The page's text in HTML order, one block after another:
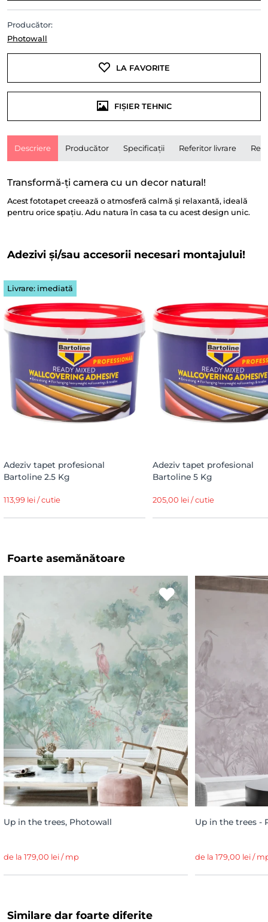
Producător:
Photowall
LA FAVORITE
FIȘIER TEHNIC
Descriere Producător Specificații Referitor livrare
Transformă-ți camera cu un decor natural!
Acest fototapet creează o atmosferă calmă și relaxantă, ideală
pentru orice spațiu. Adu natura în casa ta cu acest design unic.
Adezivi și/sau accesorii necesari montajului!
Livrare: imediată
Adeziv tapet profesional
Bartoline 2.5 Kg
113,99 lei / cutie
Adeziv tapet profesional
Bartoline 5 Kg
205,00 lei / cutie
Foarte asemănătoare
Up in the trees, Photowall
de la 179,00 lei / mp
Up in the trees -
de la 179,00 lei /
Similare dar foarte diferite